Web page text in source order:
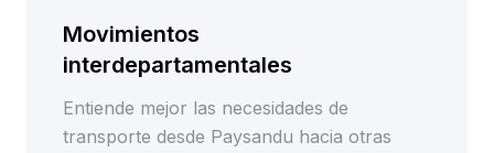
Movimientos
interdepartamentales
Entiende mejor las necesidades de
transporte desde Paysandu hacia otras